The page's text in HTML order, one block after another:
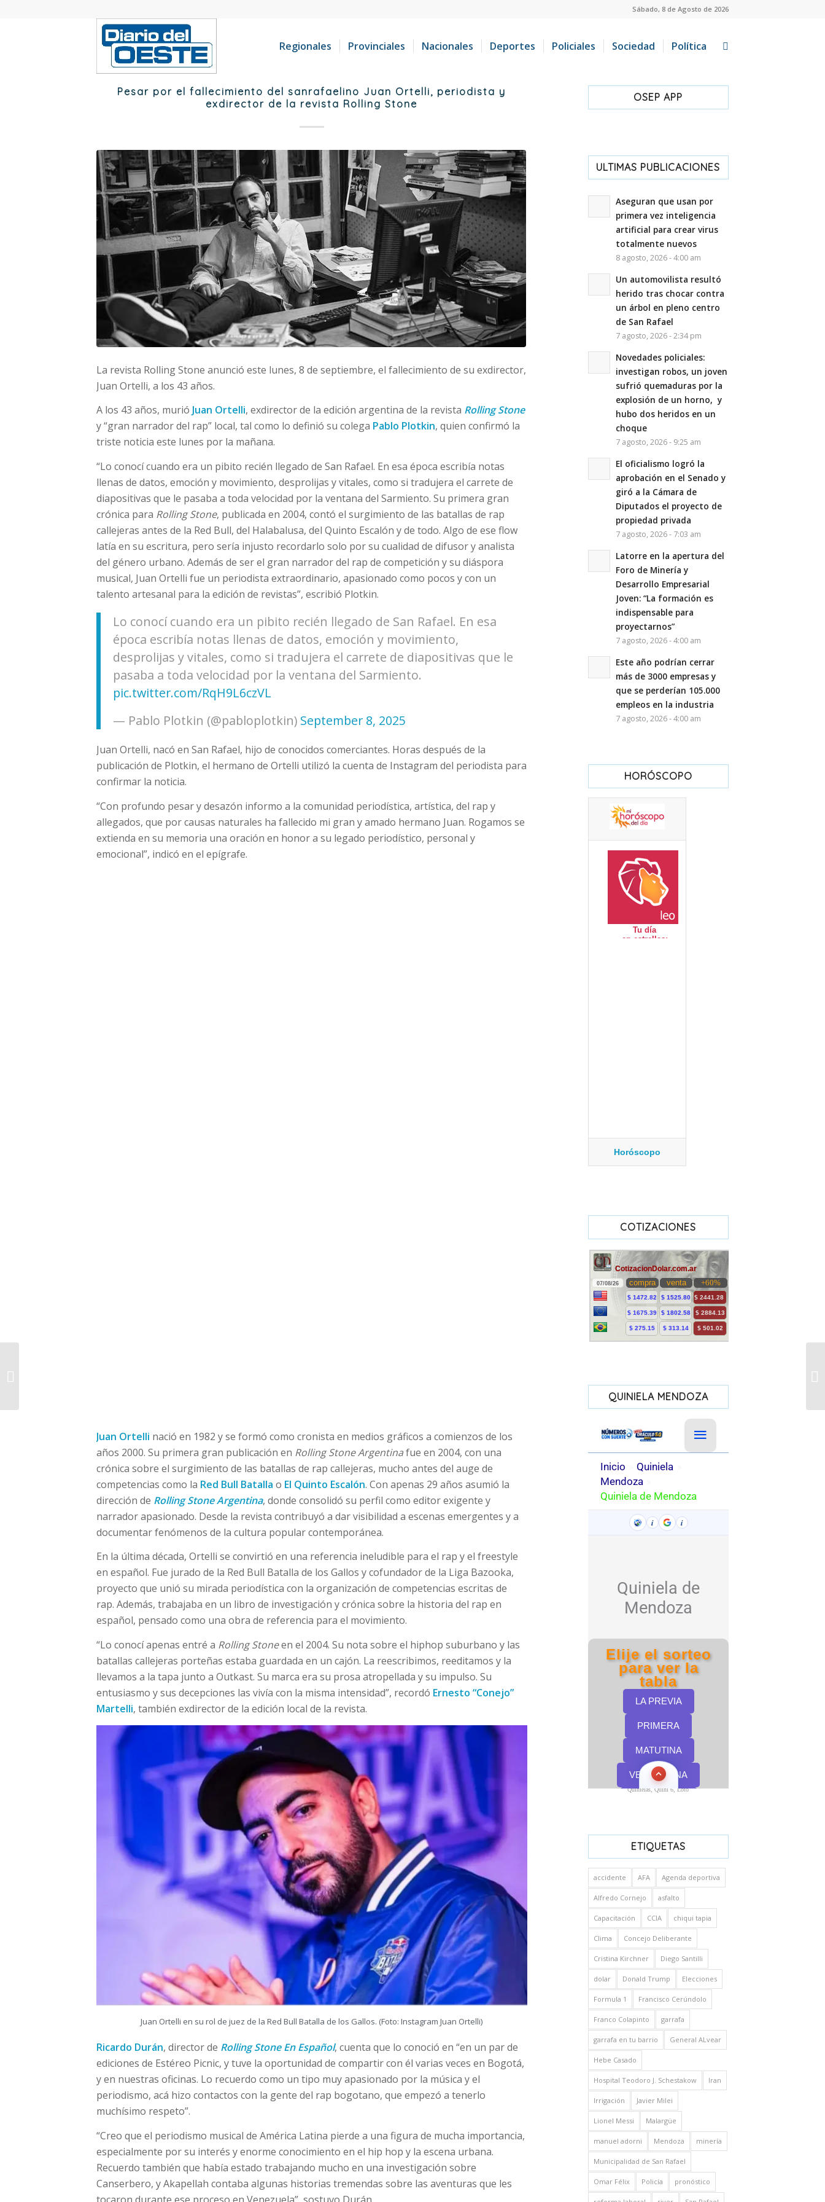
Sábado, 8 de Agosto de 2026
Regionales Provinciales Nacionales Deportes Policiales Sociedad Política
Pesar por el fallecimiento del sanrafaelino Juan Ortelli, periodista y
exdirector de la revista Rolling Stone
La revista Rolling Stone anunció este lunes, 8 de septiembre, el fallecimiento de su exdirector,
Juan Ortelli, a los 43 años.
A los 43 años, murió Juan Ortelli, exdirector de la edición argentina de la revista Rolling Stone
y “gran narrador del rap” local, tal como lo definió su colega Pablo Plotkin, quien confirmó la
triste noticia este lunes por la mañana.
“Lo conocí cuando era un pibito recién llegado de San Rafael. En esa época escribía notas
llenas de datos, emoción y movimiento, desprolijas y vitales, como si tradujera el carrete de
diapositivas que le pasaba a toda velocidad por la ventana del Sarmiento. Su primera gran
crónica para Rolling Stone, publicada en 2004, contó el surgimiento de las batallas de rap
callejeras antes de la Red Bull, del Halabalusa, del Quinto Escalón y de todo. Algo de ese flow
latía en su escritura, pero sería injusto recordarlo solo por su cualidad de difusor y analista
del género urbano. Además de ser el gran narrador del rap de competición y su diáspora
musical, Juan Ortelli fue un periodista extraordinario, apasionado como pocos y con un
talento artesanal para la edición de revistas”, escribió Plotkin.
Lo conocí cuando era un pibito recién llegado de San Rafael. En esa
época escribía notas llenas de datos, emoción y movimiento,
desprolijas y vitales, como si tradujera el carrete de diapositivas que le
pasaba a toda velocidad por la ventana del Sarmiento.
pic.twitter.com/RqH9L6czVL
— Pablo Plotkin (@pabloplotkin) September 8, 2025
Juan Ortelli, nacó en San Rafael, hijo de conocidos comerciantes. Horas después de la
publicación de Plotkin, el hermano de Ortelli utilizó la cuenta de Instagram del periodista para
confirmar la noticia.
“Con profundo pesar y desazón informo a la comunidad periodística, artística, del rap y
allegados, que por causas naturales ha fallecido mi gran y amado hermano Juan. Rogamos se
extienda en su memoria una oración en honor a su legado periodístico, personal y
emocional”, indicó en el epígrafe.
Juan Ortelli nació en 1982 y se formó como cronista en medios gráficos a comienzos de los
años 2000. Su primera gran publicación en Rolling Stone Argentinafue en 2004, con una
crónica sobre el surgimiento de las batallas de rap callejeras, mucho antes del auge de
competencias como la Red Bull Batalla o El Quinto Escalón. Con apenas 29 años asumió la
dirección de Rolling Stone Argentina, donde consolidó su perfil como editor exigente y
narrador apasionado. Desde la revista contribuyó a dar visibilidad a escenas emergentes y a
documentar fenómenos de la cultura popular contemporánea.
En la última década, Ortelli se convirtió en una referencia ineludible para el rap y el freestyle
en español. Fue jurado de la Red Bull Batalla de los Gallos y cofundador de la Liga Bazooka,
proyecto que unió su mirada periodística con la organización de competencias escritas de
rap. Además, trabajaba en un libro de investigación y crónica sobre la historia del rap en
español, pensado como una obra de referencia para el movimiento.
“Lo conocí apenas entré a Rolling Stoneen el 2004. Su nota sobre el hiphop suburbano y las
batallas callejeras porteñas estaba guardada en un cajón. La reescribimos, reeditamos y la
llevamos a la tapa junto a Outkast. Su marca era su prosa atropellada y su impulso. Su
entusiasmo y sus decepciones las vivía con la misma intensidad”, recordó Ernesto “Conejo”
Martelli, también exdirector de la edición local de la revista.
Juan Ortelli en su rol de juez de la Red Bull Batalla de los Gallos. (Foto: Instagram Juan Ortelli)
Ricardo Durán, director de Rolling Stone En Español, cuenta que lo conoció en “en un par de
ediciones de Estéreo Picnic, y tuve la oportunidad de compartir con él varias veces en Bogotá,
y en nuestras oficinas. Lo recuerdo como un tipo muy apasionado por la música y el
periodismo, acá hizo contactos con la gente del rap bogotano, que empezó a tenerlo
muchísimo respeto”.
“Creo que el periodismo musical de América Latina pierde a una figura de mucha importancia,
especialmente por su interés y enorme conocimiento en el hip hop y la escena urbana.
Recuerdo también que había estado trabajando mucho en una investigación sobre
Canserbero, y Akapellah contaba algunas historias tremendas sobre las aventuras que les
OSEP APP
ULTIMAS PUBLICACIONES
Aseguran que usan por
primera vez inteligencia
artificial para crear virus
totalmente nuevos
8 agosto, 2026 - 4:00 am
Un automovilista resultó
herido tras chocar contra
un árbol en pleno centro
de San Rafael
7 agosto, 2026 - 2:34 pm
Novedades policiales:
investigan robos, un joven
sufrió quemaduras por la
explosión de un horno, y
hubo dos heridos en un
choque
7 agosto, 2026 - 9:25 am
El oficialismo logró la
aprobación en el Senado y
giró a la Cámara de
Diputados el proyecto de
propiedad privada
7 agosto, 2026 - 7:03 am
Latorre en la apertura del
Foro de Minería y
Desarrollo Empresarial
Joven: “La formación es
indispensable para
proyectarnos”
7 agosto, 2026 - 4:00 am
Este año podrían cerrar
más de 3000 empresas y
que se perderían 105.000
empleos en la industria
7 agosto, 2026 - 4:00 am
HORÓSCOPO
Horóscopo
COTIZACIONES
QUINIELA MENDOZA
Quinielas, Quini 6, Loto
ETIQUETAS
accidente AFA Agenda deportiva
Alfredo Cornejo asfalto
Capacitación CCIA chiqui tapia
Clima Concejo Deliberante
Cristina Kirchner Diego Santilli
dolar Donald Trump Elecciones
Formula 1 Francisco Cerúndolo
Franco Colapinto garrafa
garrafa en tu barrio General ALvear
Hebe Casado
Hospital Teodoro J. Schestakow Iran
Irrigación Javier Milei
Lionel Messi Malargüe
manuel adorni Mendoza minería
Municipalidad de San Rafael
Omar Félix Policía pronóstico